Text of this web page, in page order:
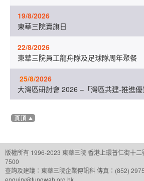
19/8/2026
東華三院賣旗日
22/8/2026
東華三院員工龍舟隊及足球隊周年聚餐
25/8/2026
大灣區研討會 2026 –「灣區共建-推進優
版權所有 1996-2023 東華三院香港上環普仁街十二
7500
查詢及建議： 東華三院企業傳訊科傳真：(852)